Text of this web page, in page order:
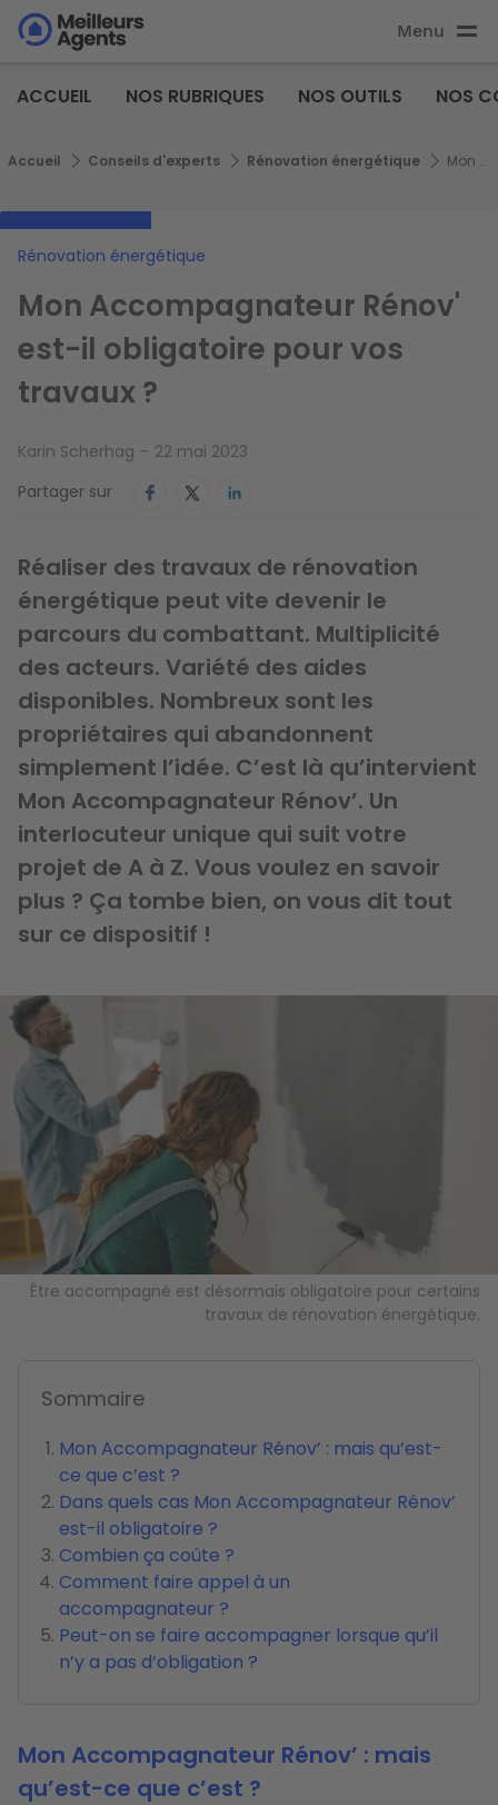
Aller
au
principal
Aller au
principal
Menu
Agents
ACCUEIL NOS RUBRIQUES NOS OUTILS NOS
Fil d'Ariane
Accueil Conseils d'experts Rénovation énergétique Mon Accompagnateur Rénov' est-il obligatoire pour vos travaux ?
Rénovation énergétique
Mon Accompagnateur Rénov'
est-il obligatoire pour vos
travaux ?
Karin Scherhag
22 mai 2023
Partager sur
Réaliser des travaux de rénovation
énergétique peut vite devenir le
parcours du combattant. Multiplicité
des acteurs. Variété des aides
disponibles. Nombreux sont les
propriétaires qui abandonnent
simplement l’idée. C’est là qu’intervient
Mon Accompagnateur Rénov’. Un
interlocuteur unique qui suit votre
projet de A à Z. Vous voulez en savoir
plus ? Ça tombe bien, on vous dit tout
sur ce dispositif !
Image
Être accompagné est désormais obligatoire pour certains
travaux de rénovation énergétique.
Sommaire
Mon Accompagnateur Rénov’ : mais qu’est-
ce que c’est ?
Dans quels cas Mon Accompagnateur Rénov’
est-il obligatoire ?
Combien ça coûte ?
Comment faire appel à un
accompagnateur ?
Peut-on se faire accompagner lorsque qu’il
n’y a pas d’obligation ?
Mon Accompagnateur Rénov’ : mais
qu’est-ce que c’est ?